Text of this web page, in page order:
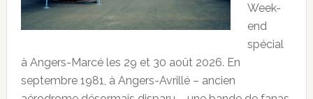
Week-
end
spécial
à Angers-Marcé les 29 et 30 août 2026. En
septembre 1981, à Angers-Avrillé – ancien